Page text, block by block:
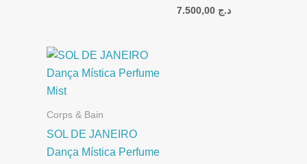
د.ج
Corps & Bain
SOL DE JANEIRO
Dança Mística Perfume